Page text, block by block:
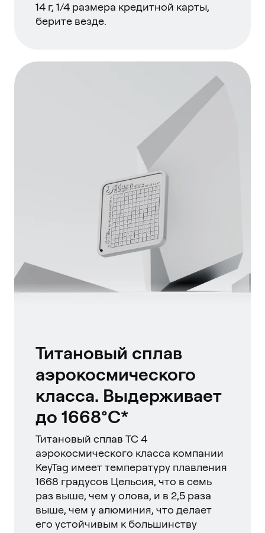
14 г, 1/4 размера кредитной карты,
берите везде.
Титановый сплав
аэрокосмического
класса. Выдерживает
до 1668°C*
Титановый сплав TC 4
аэрокосмического класса компании
KeyTag имеет температуру плавления
1668 градусов Цельсия, что в семь
раз выше, чем у олова, и в 2,5 раза
выше, чем у алюминия, что делает
его устойчивым к большинству